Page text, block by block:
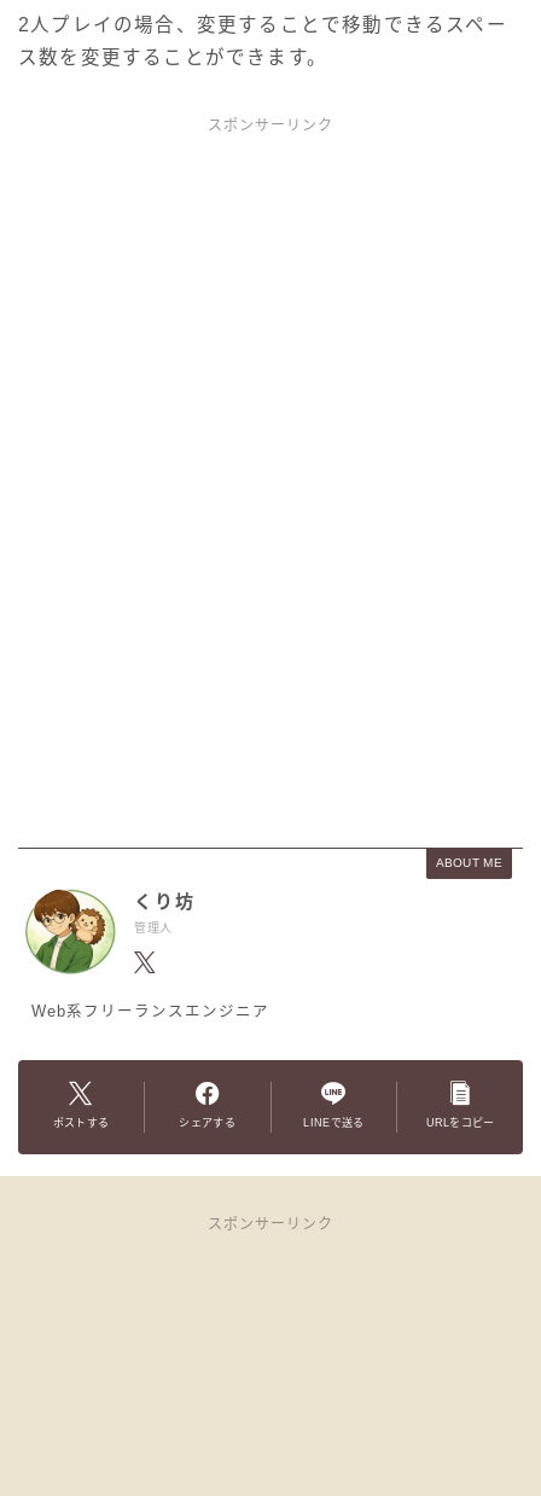
2人プレイの場合、変更することで移動できるスペー
ス数を変更することができます。
スポンサーリンク
ABOUT ME
くり坊
管理人
Web系フリーランスエンジニア
ポストする シェアする LINEで送る URLをコピー
スポンサーリンク